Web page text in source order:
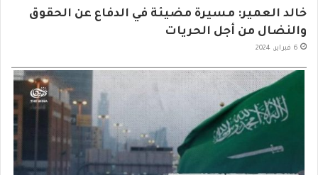
خالد العمير: مسيرة مضيئة في الدفاع عن الحقوق
والنضال من أجل الحريات
6 فبراير، 2024